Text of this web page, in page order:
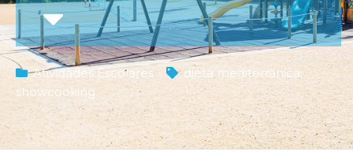
Atividades Escolares dieta mediterrânica,
showcooking